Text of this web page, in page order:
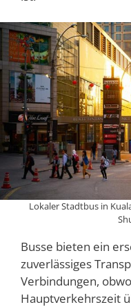
Lokaler Stadtbus in
Busse bieten ein
zuverlässiges
Verbindungen,
Hauptverkehrszeit